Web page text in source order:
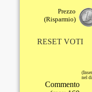
Prezzo
(Risparmio)
RESET VOTI
nel
Commento